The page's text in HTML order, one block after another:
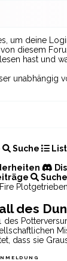
um deine
diesem
hast und
unabhängig
Suche
Suche
Fire
des
des
dass sie